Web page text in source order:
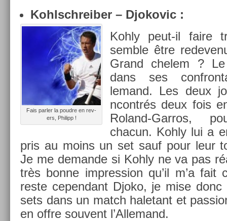
Kohlschreib­er – Djokovic :
Fais parl­er la poud­re en re­v­
ers, Philipp !
Kohly peut-il faire
semble être
Grand chelem ?
dans ses
lemand. Les deux
ncontrés deux fois
Roland-Garros,
chacun. Kohly lui a
pris au moins un set sauf pour leur
Je me de­man­de si Kohly ne va pas
très bonne im­press­ion qu’il m’a fait
reste cepen­dant Djoko, je mise
sets dans un match haletant et
en offre souvent l’Al­lemand.